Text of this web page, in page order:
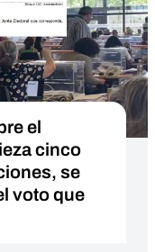
el
cinco
se
voto que